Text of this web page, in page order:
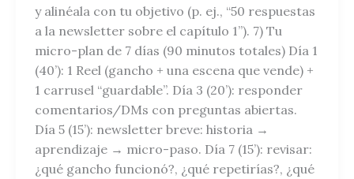
y alinéala con tu objetivo (p. ej., “50 respuestas
a la newsletter sobre el capítulo 1”). 7) Tu
micro-plan de 7 días (90 minutos totales) Día 1
(40’): 1 Reel (gancho + una escena que vende) +
1 carrusel “guardable”. Día 3 (20’): responder
comentarios/DMs con preguntas abiertas.
Día 5 (15’): newsletter breve: historia →
aprendizaje → micro-paso. Día 7 (15’): revisar:
¿qué gancho funcionó?, ¿qué repetirías?, ¿qué